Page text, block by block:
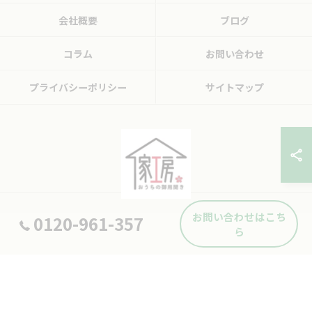
0120-961-357
お問い合わせはこち
ら
会社概要 ブログ
コラム お問い合わせ
プライバシーポリシー サイトマップ
© 2026 広島県東広島市の便利屋ならおうちの御用聞き家工房 八本松店 ALL
RIGHTS RESERVED.